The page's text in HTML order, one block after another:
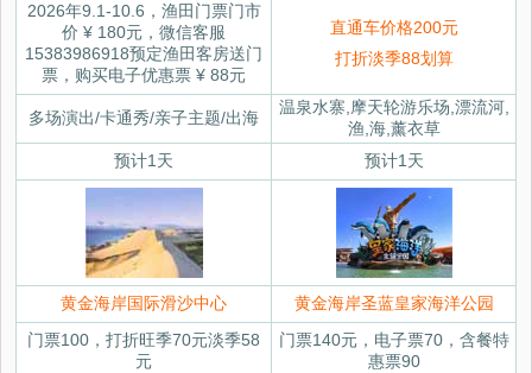
2026年9.1-10.6，渔田门票门市
价 ¥ 180元，微信客服
15383986918预定渔田客房送门
票，购买电子优惠票 ¥ 88元
直通车价格200元
打折淡季88划算
多场演出/卡通秀/亲子主题/出海
温泉水寨,摩天轮游乐场,漂流河,
渔,海,薰衣草
预计1天
预计1天
黄金海岸国际滑沙中心
黄金海岸圣蓝皇家海洋公园
门票100，打折旺季70元淡季58
元
门票140元，电子票70，含餐特
惠票90